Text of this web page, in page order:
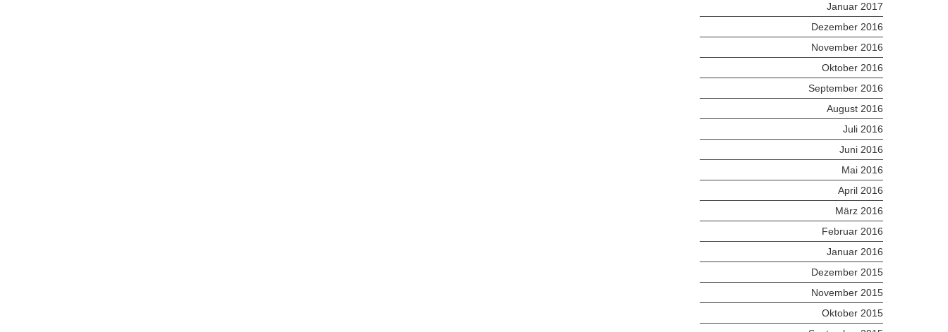
Januar 2017
Dezember 2016
November 2016
Oktober 2016
September 2016
August 2016
Juli 2016
Juni 2016
Mai 2016
April 2016
März 2016
Februar 2016
Januar 2016
Dezember 2015
November 2015
Oktober 2015